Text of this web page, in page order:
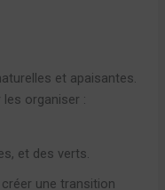
et apaisantes.
les organiser :
et des verts.
une transition